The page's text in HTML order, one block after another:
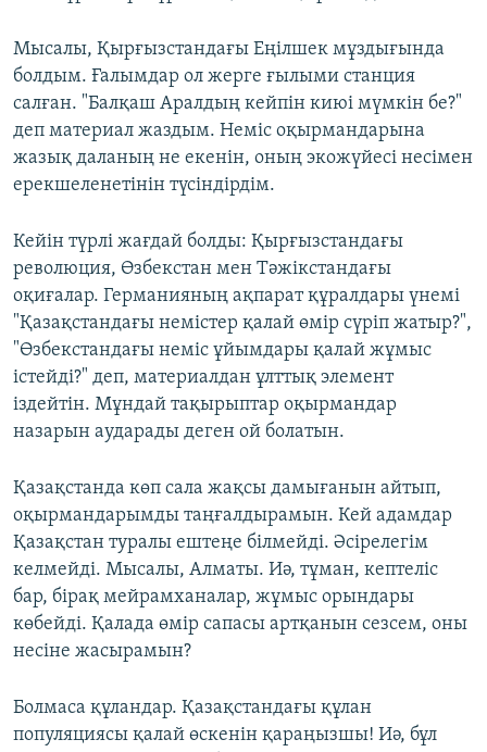
Мысалы, Қырғызстандағы Еңілшек мұздығында
болдым. Ғалымдар ол жерге ғылыми станция
салған. "Балқаш Аралдың кейпін киюі мүмкін бе?"
деп материал жаздым. Неміс оқырмандарына
жазық даланың не екенін, оның экожүйесі несімен
ерекшеленетінін түсіндірдім.
Кейін түрлі жағдай болды: Қырғызстандағы
революция, Өзбекстан мен Тәжікстандағы
оқиғалар. Германияның ақпарат құралдары үнемі
"Қазақстандағы немістер қалай өмір сүріп жатыр?",
"Өзбекстандағы неміс ұйымдары қалай жұмыс
істейді?" деп, материалдан ұлттық элемент
іздейтін. Мұндай тақырыптар оқырмандар
назарын аударады деген ой болатын.
Қазақстанда көп сала жақсы дамығанын айтып,
оқырмандарымды таңғалдырамын. Кей адамдар
Қазақстан туралы ештеңе білмейді. Әсірелегім
келмейді. Мысалы, Алматы. Иә, тұман, кептеліс
бар, бірақ мейрамханалар, жұмыс орындары
көбейді. Қалада өмір сапасы артқанын сезсем, оны
несіне жасырамын?
Болмаса құландар. Қазақстандағы құлан
популяциясы қалай өскенін қараңызшы! Иә, бұл